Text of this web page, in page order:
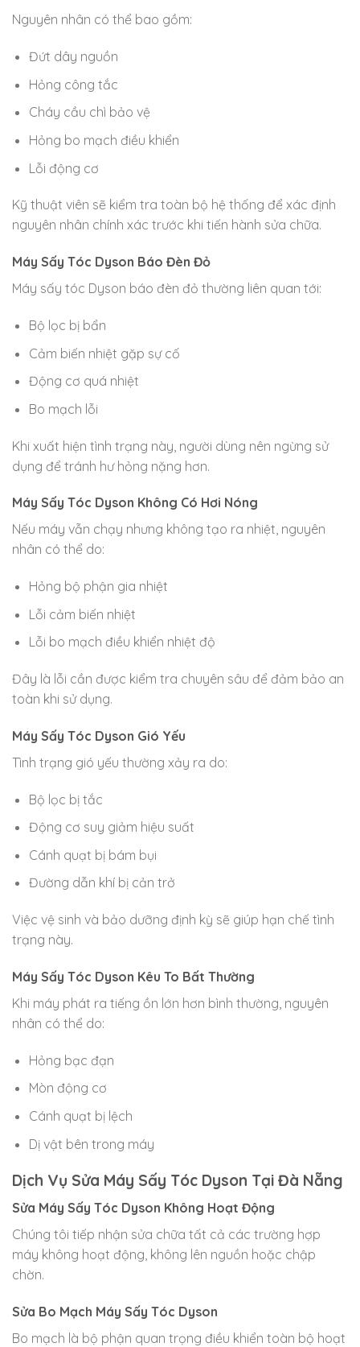
Nguyên nhân có thể bao gồm:
Đứt dây nguồn
Hỏng công tắc
Cháy cầu chì bảo vệ
Hỏng bo mạch điều khiển
Lỗi động cơ
Kỹ thuật viên sẽ kiểm tra toàn bộ hệ thống để xác định
nguyên nhân chính xác trước khi tiến hành sửa chữa.
Máy Sấy Tóc Dyson Báo Đèn Đỏ
Máy sấy tóc Dyson báo đèn đỏ thường liên quan tới:
Bộ lọc bị bẩn
Cảm biến nhiệt gặp sự cố
Động cơ quá nhiệt
Bo mạch lỗi
Khi xuất hiện tình trạng này, người dùng nên ngừng sử
dụng để tránh hư hỏng nặng hơn.
Máy Sấy Tóc Dyson Không Có Hơi Nóng
Nếu máy vẫn chạy nhưng không tạo ra nhiệt, nguyên
nhân có thể do:
Hỏng bộ phận gia nhiệt
Lỗi cảm biến nhiệt
Lỗi bo mạch điều khiển nhiệt độ
Đây là lỗi cần được kiểm tra chuyên sâu để đảm bảo an
toàn khi sử dụng.
Máy Sấy Tóc Dyson Gió Yếu
Tình trạng gió yếu thường xảy ra do:
Bộ lọc bị tắc
Động cơ suy giảm hiệu suất
Cánh quạt bị bám bụi
Đường dẫn khí bị cản trở
Việc vệ sinh và bảo dưỡng định kỳ sẽ giúp hạn chế tình
trạng này.
Máy Sấy Tóc Dyson Kêu To Bất Thường
Khi máy phát ra tiếng ồn lớn hơn bình thường, nguyên
nhân có thể do:
Hỏng bạc đạn
Mòn động cơ
Cánh quạt bị lệch
Dị vật bên trong máy
Dịch Vụ Sửa Máy Sấy Tóc Dyson Tại Đà Nẵng
Sửa Máy Sấy Tóc Dyson Không Hoạt Động
Chúng tôi tiếp nhận sửa chữa tất cả các trường hợp
máy không hoạt động, không lên nguồn hoặc chập
chờn.
Sửa Bo Mạch Máy Sấy Tóc Dyson
Bo mạch là bộ phận quan trọng điều khiển toàn bộ hoạt